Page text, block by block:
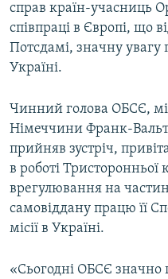
КТАТ
ДОЛУЧАЙСЯ!
Усі сайти RFE/RL
справ країн-учасниць
співпраці в Європі, що
Потсдамі, значну
Україні.
Чинний голова ОБСЄ,
Німеччини Франк-
прийняв зустріч,
в роботі Тристоронньої
врегулювання на
самовіддану працю її
місії в Україні.
«Сьогодні ОБСЄ значно